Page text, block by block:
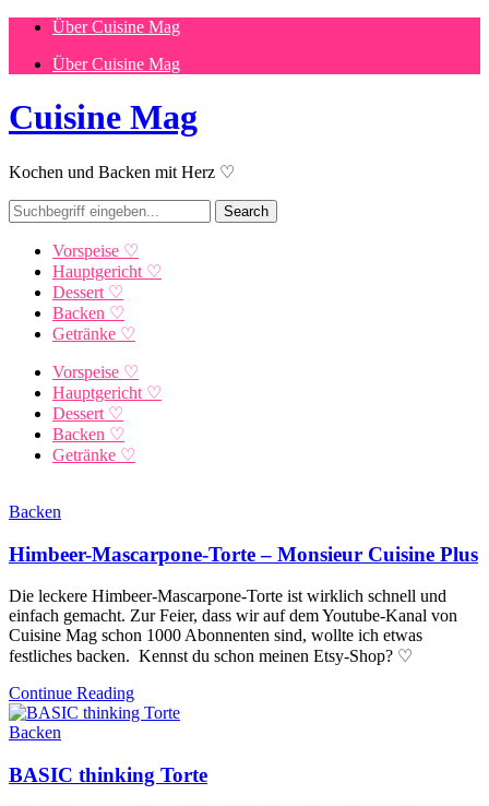
Über Cuisine Mag
Über Cuisine Mag
Cuisine Mag
Kochen und Backen mit Herz ♡
Vorspeise ♡
Hauptgericht ♡
Dessert ♡
Backen ♡
Getränke ♡
Vorspeise ♡
Hauptgericht ♡
Dessert ♡
Backen ♡
Getränke ♡
Backen
Himbeer-Mascarpone-Torte – Monsieur Cuisine Plus
Die leckere Himbeer-Mascarpone-Torte ist wirklich schnell und
einfach gemacht. Zur Feier, dass wir auf dem Youtube-Kanal von
Cuisine Mag schon 1000 Abonnenten sind, wollte ich etwas
festliches backen. Kennst du schon meinen Etsy-Shop? ♡
Continue Reading
Backen
BASIC thinking Torte